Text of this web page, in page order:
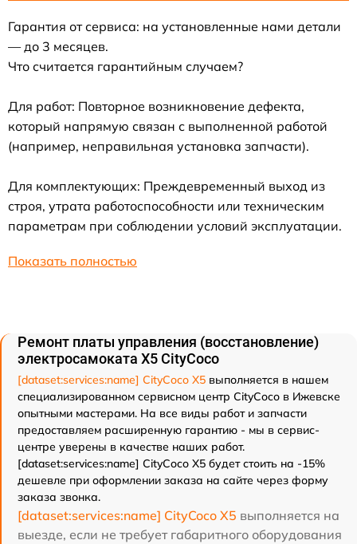
Гарантия от сервиса: на установленные нами детали
— до 3 месяцев.
Что считается гарантийным случаем?
Для работ: Повторное возникновение дефекта,
который напрямую связан с выполненной работой
(например, неправильная установка запчасти).
Для комплектующих: Преждевременный выход из
строя, утрата работоспособности или техническим
параметрам при соблюдении условий эксплуатации.
Показать полностью
Ремонт платы управления (восстановление)
электросамоката X5 CityCoco
[dataset:services:name] CityCoco X5 выполняется в нашем
специализированном сервисном центр CityCoco в Ижевске
опытными мастерами. На все виды работ и запчасти
предоставляем расширенную гарантию - мы в сервис-
центре уверены в качестве наших работ.
[dataset:services:name] CityCoco X5 будет стоить на -15%
дешевле при оформлении заказа на сайте через форму
заказа звонка.
[dataset:services:name] CityCoco X5 выполняется на
выезде, если не требует габаритного оборудования